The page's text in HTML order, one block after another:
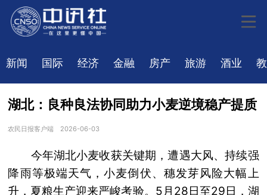
新闻 国际 经济 金融 房产 旅游 酒业
湖北：良种良法协同助力小麦逆境稳产提质
农民日报客户端 2026-06-03
今年湖北小麦收获关键期，遭遇大风、持续强
降雨等极端天气，小麦倒伏、穗发芽风险大幅上
升，夏粮生产迎来严峻考验。5月28日至29日，湖